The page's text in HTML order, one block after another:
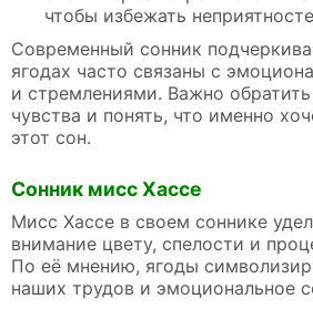
чтобы избежать
Современный сонник
ягодах часто связаны с
и стремлениями. Важно
чувства и понять, что именно
этот сон.
Сонник мисс Хассе
Мисс Хассе в своем соннике
внимание цвету, спелости и
По её мнению, ягоды
наших трудов и эмоциональное